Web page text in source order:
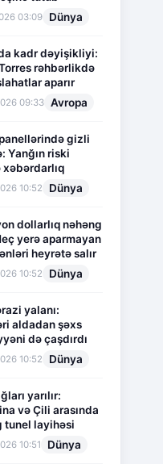
03:09 Dünya
kadr dəyişikliyi:
rəhbərlikdə
aparır
09:33 Avropa
gizli
Yanğın riski
xəbərdarlıq
10:52 Dünya
dollarlıq nəhəng
yerə aparmayan
heyrətə salır
10:52 Dünya
yalanı:
aldadan şəxs
də çaşdırdı
10:52 Dünya
yarılır:
və Çili arasında
tunel layihəsi
10:51 Dünya